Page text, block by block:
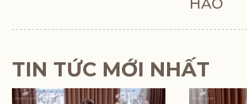
HẢO
TIN TỨC MỚI NHẤT